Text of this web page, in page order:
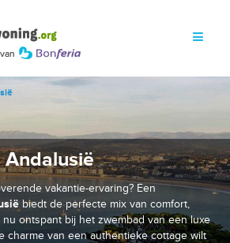
Andalusië
vakantie-ervaring? Een
biedt de perfecte mix van comfort,
ontspant bij het zwembad van een luxe
charme van een authentieke cottage wilt